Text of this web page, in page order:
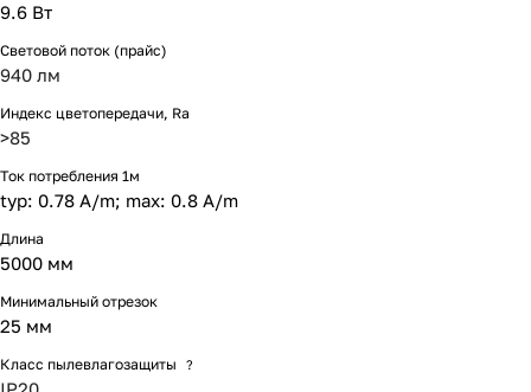
9.6 Вт
Световой поток (прайс)
940 лм
Индекс цветопередачи, Ra
>85
Ток потребления 1м
typ: 0.78 A/m; max: 0.8 A/m
Длина
5000 мм
Минимальный отрезок
25 мм
Класс пылевлагозащиты ?